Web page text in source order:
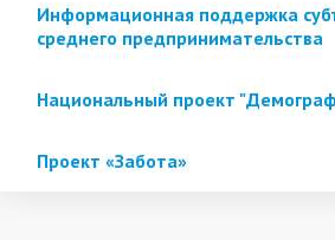
Информационная поддержка
среднего предпринимательства
Национальный проект
Проект «Забота»